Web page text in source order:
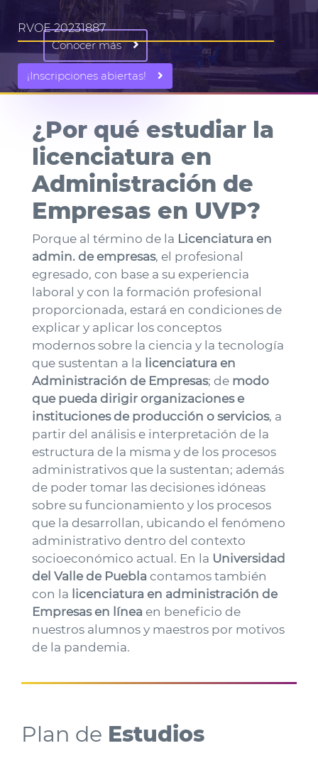
RVOE 20231887
¡Inscripciones abiertas!
Conocer más
¿Por qué estudiar la
licenciatura en
Administración de
Empresas en UVP?
Porque al término de la Licenciatura en
admin. de empresas, el profesional
egresado, con base a su experiencia
laboral y con la formación profesional
proporcionada, estará en condiciones de
explicar y aplicar los conceptos
modernos sobre la ciencia y la tecnología
que sustentan a la licenciatura en
Administración de Empresas; de modo
que pueda dirigir organizaciones e
instituciones de producción o servicios, a
partir del análisis e interpretación de la
estructura de la misma y de los procesos
administrativos que la sustentan; además
de poder tomar las decisiones idóneas
sobre su funcionamiento y los procesos
que la desarrollan, ubicando el fenómeno
administrativo dentro del contexto
socioeconómico actual. En la Universidad
del Valle de Puebla contamos también
con la licenciatura en administración de
Empresas en línea en beneficio de
nuestros alumnos y maestros por motivos
de la pandemia.
Plan de Estudios